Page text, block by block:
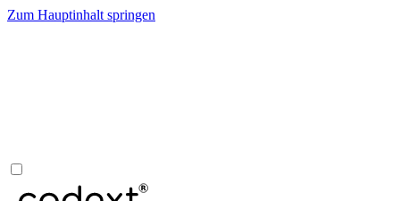
Zum Hauptinhalt springen